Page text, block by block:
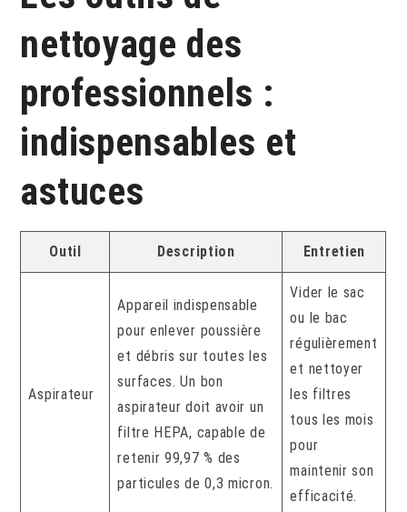
nettoyage des
professionnels :
indispensables et
astuces
Outil Description Entretien
Aspirateur
Appareil indispensable
pour enlever poussière
et débris sur toutes les
surfaces. Un bon
aspirateur doit avoir un
filtre HEPA, capable de
retenir 99,97 % des
particules de 0,3 micron.
Vider le sac
ou le bac
régulièrement
et nettoyer
les filtres
tous les mois
pour
maintenir son
efficacité.